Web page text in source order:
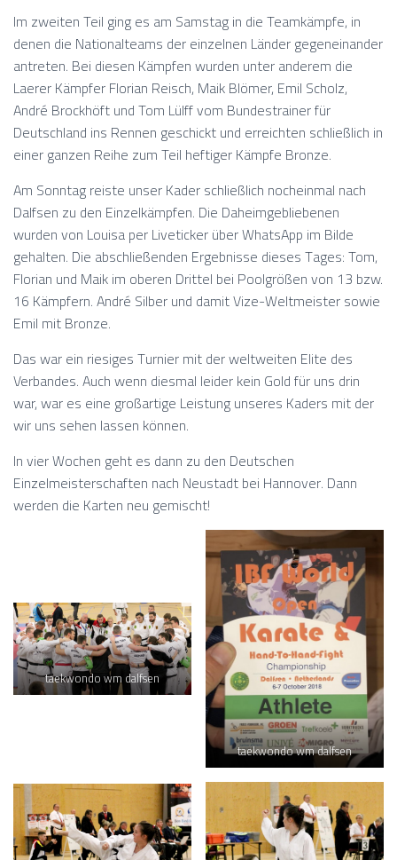
Im zweiten Teil ging es am Samstag in die Teamkämpfe, in
denen die Nationalteams der einzelnen Länder gegeneinander
antreten. Bei diesen Kämpfen wurden unter anderem die
Laerer Kämpfer Florian Reisch, Maik Blömer, Emil Scholz,
André Brockhöft und Tom Lülff vom Bundestrainer für
Deutschland ins Rennen geschickt und erreichten schließlich in
einer ganzen Reihe zum Teil heftiger Kämpfe Bronze.
Am Sonntag reiste unser Kader schließlich nocheinmal nach
Dalfsen zu den Einzelkämpfen. Die Daheimgebliebenen
wurden von Louisa per Liveticker über WhatsApp im Bilde
gehalten. Die abschließenden Ergebnisse dieses Tages: Tom,
Florian und Maik im oberen Drittel bei Poolgrößen von 13 bzw.
16 Kämpfern. André Silber und damit Vize-Weltmeister sowie
Emil mit Bronze.
Das war ein riesiges Turnier mit der weltweiten Elite des
Verbandes. Auch wenn diesmal leider kein Gold für uns drin
war, war es eine großartige Leistung unseres Kaders mit der
wir uns sehen lassen können.
In vier Wochen geht es dann zu den Deutschen
Einzelmeisterschaften nach Neustadt bei Hannover. Dann
werden die Karten neu gemischt!
taekwondo wm dalfsen
taekwondo wm dalfsen